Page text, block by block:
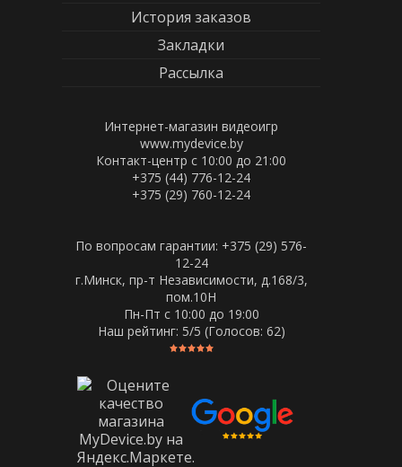
История заказов
Закладки
Рассылка
Интернет-магазин видеоигр
www.mydevice.by
Контакт-центр с 10:00 до 21:00
+375 (44) 776-12-24
+375 (29) 760-12-24
По вопросам гарантии: +375 (29) 576-
12-24
г.Минск, пр-т Независимости, д.168/3,
пом.10Н
Пн-Пт c 10:00 до 19:00
Наш рейтинг: 5/5 (Голосов: 62)